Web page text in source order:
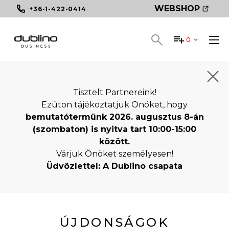
+36-1-422-0414 WEBSHOP
0
Tisztelt Partnereink!
Ezúton tájékoztatjuk Önöket, hogy
bemutatótermünk 2026. augusztus 8-án
(szombaton) is nyitva tart 10:00-15:00
között.
Várjuk Önöket személyesen!
Üdvözlettel: A Dublino csapata
ÚJDONSÁGOK